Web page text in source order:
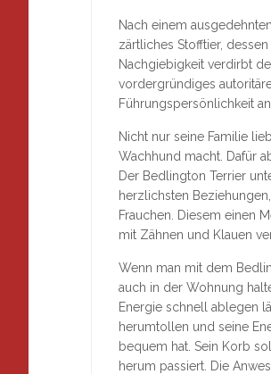
Nach einem
zärtliches Stofftier,
Nachgiebigkeit verdirbt
vordergründiges
Führungspersönlichkeit
Nicht nur seine Familie
Wachhund macht. Dafür
Der Bedlington Terrier
herzlichsten
Frauchen. Diesem einen
mit Zähnen und Klauen
Wenn man mit dem
auch in der Wohnung
Energie schnell ablegen
herumtollen und seine
bequem hat. Sein Korb
herum passiert. Die